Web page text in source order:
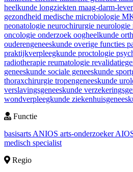
heelkunde longziekten maag-darm-
gezondheid medische microbiologie
neonatologie neurochirurgie neurologie
oncologie onderzoek oogheelkunde
ouderengeneeskunde overige functies
praktijkverpleegkunde proctologie
radiotherapie reumatologie
geneeskunde sociale geneeskunde
thoraxchirurgie tropengeneeskunde
verslavingsgeneeskunde
wondverpleegkunde
Functie
basisarts ANIOS arts-onderzoeker
medisch specialist
Regio